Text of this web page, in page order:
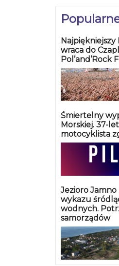
Najpiękniejszy
wraca do
Pol’and’Rock
Śmiertelny
Morskiej. 37-
motocyklista
Jezioro
wykazu
wodnych.
samorządów